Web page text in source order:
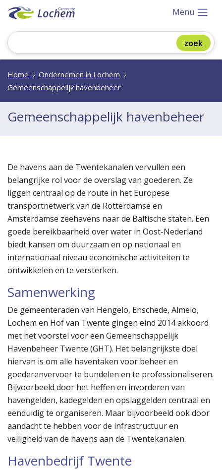
Menu
Home
Ondernemen in Lochem
Gemeenschappelijk havenbeheer
Gemeenschappelijk havenbeheer
De havens aan de Twentekanalen vervullen een
belangrijke rol voor de overslag van goederen. Ze
liggen centraal op de route in het Europese
transportnetwerk van de Rotterdamse en
Amsterdamse zeehavens naar de Baltische staten. Een
goede bereikbaarheid over water in Oost-Nederland
biedt kansen om duurzaam en op nationaal en
internationaal niveau economische activiteiten te
ontwikkelen en te versterken.
Samenwerking
De gemeenteraden van Hengelo, Enschede, Almelo,
Lochem en Hof van Twente gingen eind 2014 akkoord
met het voorstel voor een Gemeenschappelijk
Havenbeheer Twente (GHT). Het belangrijkste doel
hiervan is om alle haventaken voor beheer en
goederenvervoer te bundelen en te professionaliseren.
Bijvoorbeeld door het heffen en invorderen van
havengelden, kadegelden en opslaggelden centraal en
eenduidig te organiseren. Maar bijvoorbeeld ook door
aandacht te hebben voor de infrastructuur en
veiligheid van de havens aan de Twentekanalen.
Havenbedrijf Twente